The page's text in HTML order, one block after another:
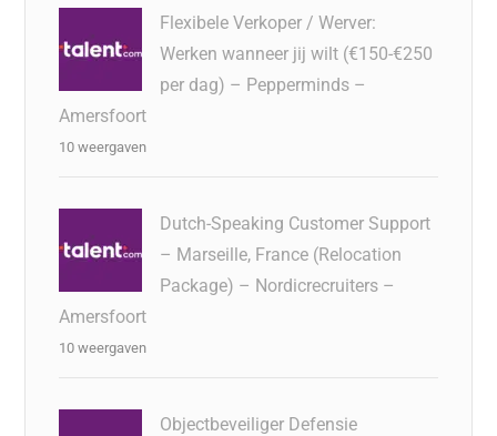
Flexibele Verkoper / Werver:
Werken wanneer jij wilt (€150-€250
per dag) – Pepperminds –
Amersfoort
10 weergaven
Dutch-Speaking Customer Support
– Marseille, France (Relocation
Package) – Nordicrecruiters –
Amersfoort
10 weergaven
Objectbeveiliger Defensie